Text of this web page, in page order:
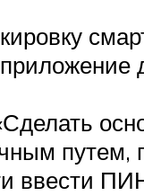
путем,
ввести